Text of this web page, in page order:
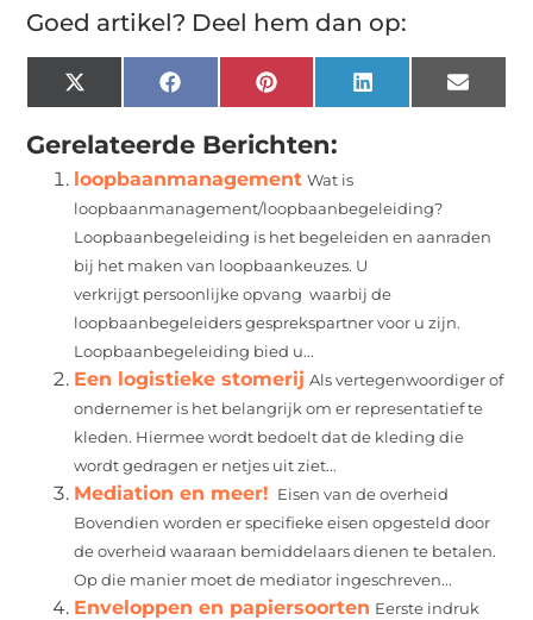
Goed artikel? Deel hem dan op:
X
(Twitter)
FacebookPinterest LinkedIn Email
Gerelateerde Berichten:
loopbaanmanagement Wat is
loopbaanmanagement/loopbaanbegeleiding?
Loopbaanbegeleiding is het begeleiden en aanraden
bij het maken van loopbaankeuzes. U
verkrijgt persoonlijke opvang waarbij de
loopbaanbegeleiders gesprekspartner voor u zijn.
Loopbaanbegeleiding bied u...
Een logistieke stomerij Als vertegenwoordiger of
ondernemer is het belangrijk om er representatief te
kleden. Hiermee wordt bedoelt dat de kleding die
wordt gedragen er netjes uit ziet...
Mediation en meer! Eisen van de overheid
Bovendien worden er specifieke eisen opgesteld door
de overheid waaraan bemiddelaars dienen te betalen.
Op die manier moet de mediator ingeschreven...
Enveloppen en papiersoorten Eerste indruk